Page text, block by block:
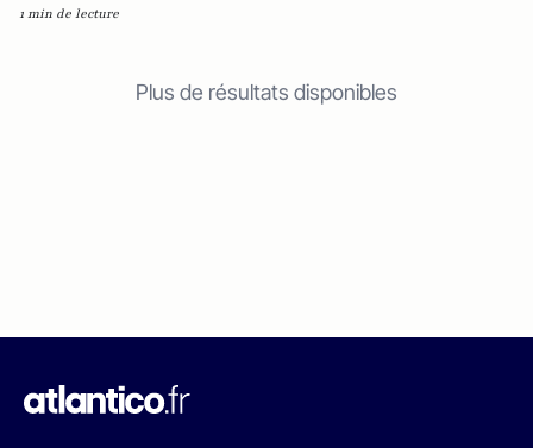
1 min de lecture
Plus de résultats disponibles